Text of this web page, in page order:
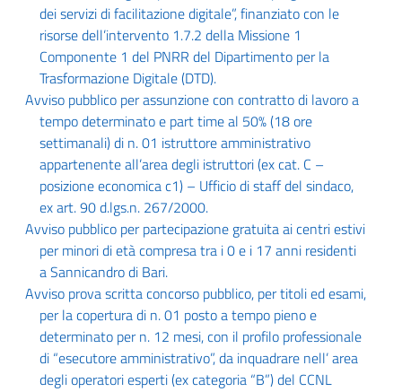
dei servizi di facilitazione digitale”, finanziato con le
risorse dell’intervento 1.7.2 della Missione 1
Componente 1 del PNRR del Dipartimento per la
Trasformazione Digitale (DTD).
Avviso pubblico per assunzione con contratto di lavoro a
tempo determinato e part time al 50% (18 ore
settimanali) di n. 01 istruttore amministrativo
appartenente all’area degli istruttori (ex cat. C –
posizione economica c1) – Ufficio di staff del sindaco,
ex art. 90 d.lgs.n. 267/2000.
Avviso pubblico per partecipazione gratuita ai centri estivi
per minori di età compresa tra i 0 e i 17 anni residenti
a Sannicandro di Bari.
Avviso prova scritta concorso pubblico, per titoli ed esami,
per la copertura di n. 01 posto a tempo pieno e
determinato per n. 12 mesi, con il profilo professionale
di “esecutore amministrativo”, da inquadrare nell’ area
degli operatori esperti (ex categoria “B”) del CCNL